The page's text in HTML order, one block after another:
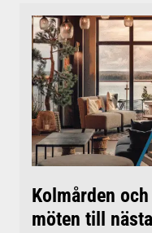
Kolmården
möten till